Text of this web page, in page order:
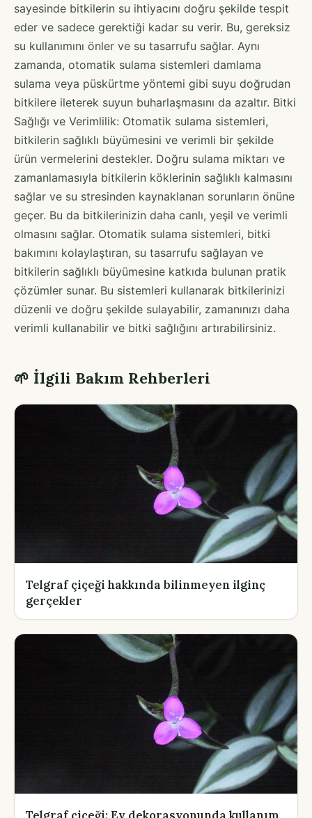
sayesinde bitkilerin su ihtiyacını doğru şekilde tespit
eder ve sadece gerektiği kadar su verir. Bu, gereksiz
su kullanımını önler ve su tasarrufu sağlar. Aynı
zamanda, otomatik sulama sistemleri damlama
sulama veya püskürtme yöntemi gibi suyu doğrudan
bitkilere ileterek suyun buharlaşmasını da azaltır. Bitki
Sağlığı ve Verimlilik: Otomatik sulama sistemleri,
bitkilerin sağlıklı büyümesini ve verimli bir şekilde
ürün vermelerini destekler. Doğru sulama miktarı ve
zamanlamasıyla bitkilerin köklerinin sağlıklı kalmasını
sağlar ve su stresinden kaynaklanan sorunların önüne
geçer. Bu da bitkilerinizin daha canlı, yeşil ve verimli
olmasını sağlar. Otomatik sulama sistemleri, bitki
bakımını kolaylaştıran, su tasarrufu sağlayan ve
bitkilerin sağlıklı büyümesine katkıda bulunan pratik
çözümler sunar. Bu sistemleri kullanarak bitkilerinizi
düzenli ve doğru şekilde sulayabilir, zamanınızı daha
verimli kullanabilir ve bitki sağlığını artırabilirsiniz.
🌱 İlgili Bakım Rehberleri
Telgraf çiçeği hakkında bilinmeyen ilginç
gerçekler
Telgraf çiçeği: Ev dekorasyonunda kullanım